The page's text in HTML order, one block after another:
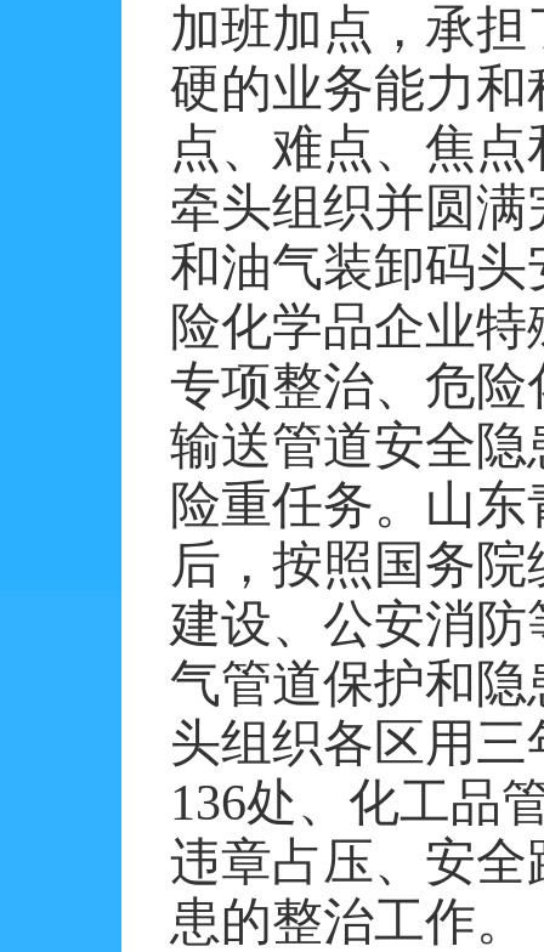
加班加点，承
硬的业务能力
点、难点、焦
牵头组织并圆
和油气装卸码
险化学品企业
专项整治、危
输送管道安全
险重任务。山东
后，按照国务
建设、公安消
气管道保护和
头组织各区用
136处、化工品
违章占压、安
患的整治工作。